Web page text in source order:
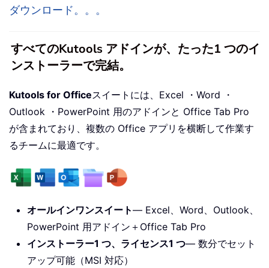
ダウンロード。。。
すべてのKutools アドインが、たった1 つのイ
ンストーラーで完結。
Kutools for Officeスイートには、Excel ・Word ・
Outlook ・PowerPoint 用のアドインと Office Tab Pro
が含まれており、複数の Office アプリを横断して作業す
るチームに最適です。
オールインワンスイート— Excel、Word、Outlook、
PowerPoint 用アドイン＋Office Tab Pro
インストーラー1 つ、ライセンス1 つ— 数分でセット
アップ可能（MSI 対応）